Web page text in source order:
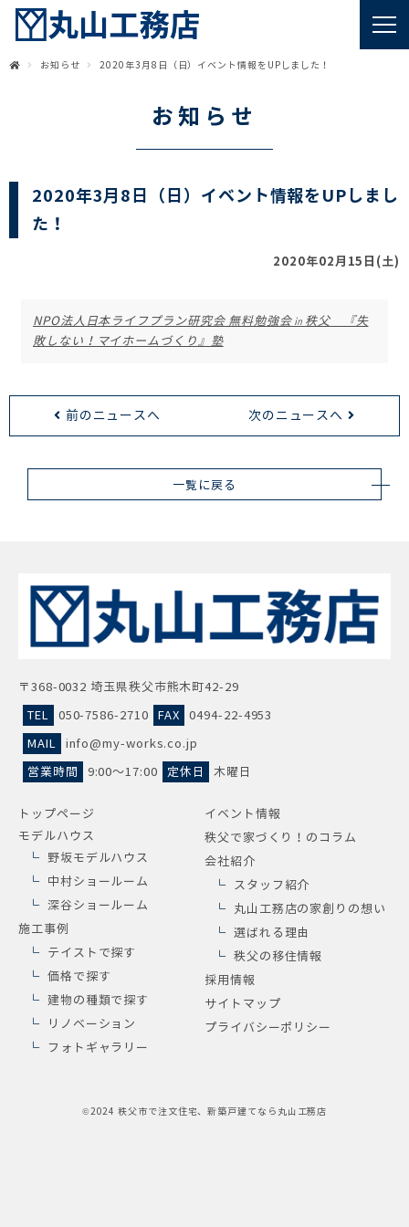
お知らせ 2020年3月8日（日）イベント情報をUPしました！
お知らせ
2020年3月8日（日）イベント情報をUPしまし
た！
2020年02月15日(土)
NPO法人日本ライフプラン研究会 無料勉強会㏌秩父 『失
敗しない！マイホームづくり』塾
前のニュースへ 次のニュースへ
一覧に戻る
〒368-0032 埼玉県秩父市熊木町42-29
TEL
050-7586-2710 FAX
0494-22-4953
MAIL
info@my-works.co.jp
営業時間
9:00～17:00 定休日 木曜日
トップページ
モデルハウス
野坂モデルハウス
中村ショールーム
深谷ショールーム
施工事例
テイストで探す
価格で探す
建物の種類で探す
リノベーション
フォトギャラリー
イベント情報
秩父で家づくり！のコラム
会社紹介
スタッフ紹介
丸山工務店の家創りの想い
選ばれる理由
秩父の移住情報
採用情報
サイトマップ
プライバシーポリシー
©2024秩父市で注文住宅、新築戸建てなら丸山工務店